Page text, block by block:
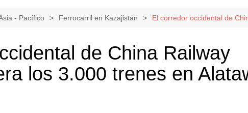
- Pacífico Ferrocarril en Kazajistán El corredor occidental de
de China Railway
los 3.000 trenes en